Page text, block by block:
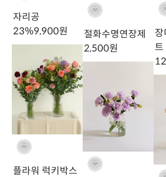
모든 장미가 가시가 있는건 아니지만 대부분의 장미가 짜릿한
시제거기만 있다면 한결 수월 해져요.
장미 애호가라면 가시제
하나입니다.
자리공
23%9,900원
플라워 럭키박스
절화수명연장제
2,500원
장
트